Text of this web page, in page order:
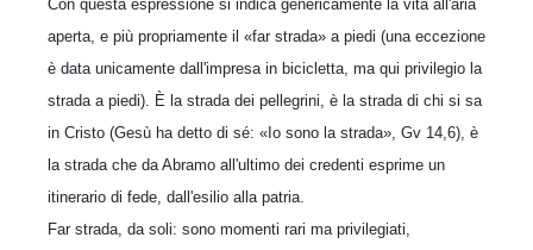
Con questa espressione si indica genericamente la vita all'aria
aperta, e più propriamente il «far strada» a piedi (una eccezione
è data unicamente dall'impresa in bicicletta, ma qui privilegio la
strada a piedi). È la strada dei pellegrini, è la strada di chi si sa
in Cristo (Gesù ha detto di sé: «Io sono la strada», Gv 14,6), è
la strada che da Abramo all'ultimo dei credenti esprime un
itinerario di fede, dall'esilio alla patria.
Far strada, da soli: sono momenti rari ma privilegiati,